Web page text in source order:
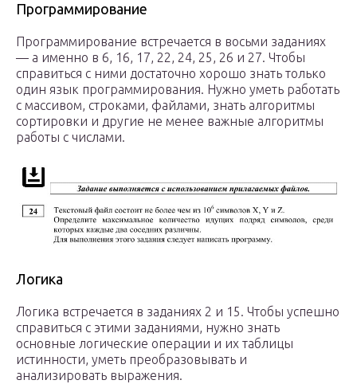
Программирование
Программирование встречается в восьми заданиях
— а именно в 6, 16, 17, 22, 24, 25, 26 и 27. Чтобы
справиться с ними достаточно хорошо знать только
один язык программирования. Нужно уметь работать
с массивом, строками, файлами, знать алгоритмы
сортировки и другие не менее важные алгоритмы
работы с числами.
Логика
Логика встречается в заданиях 2 и 15. Чтобы успешно
справиться с этими заданиями, нужно знать
основные логические операции и их таблицы
истинности, уметь преобразовывать и
анализировать выражения.